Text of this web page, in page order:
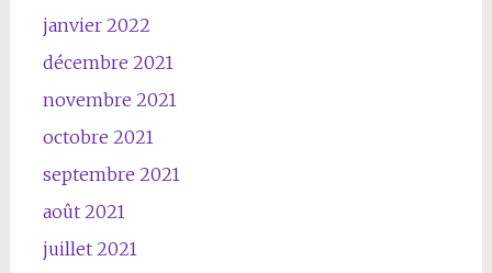
janvier 2022
décembre 2021
novembre 2021
octobre 2021
septembre 2021
août 2021
juillet 2021